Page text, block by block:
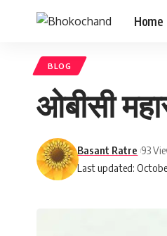
Home
BLOG
ओबीसी
Last updated:
Basant Ratre 93